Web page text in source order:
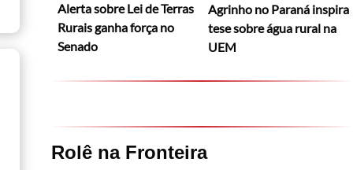
Alerta sobre Lei de Terras
Rurais ganha força no
Senado
Agrinho no Paraná inspira
tese sobre água rural na
UEM
Rolê na Fronteira